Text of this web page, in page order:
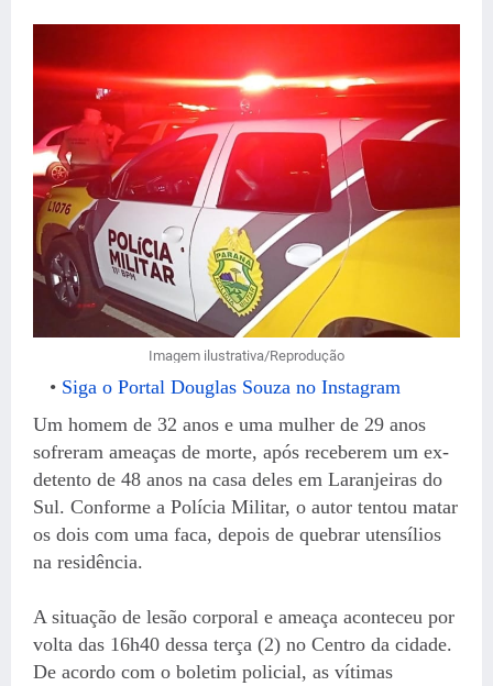
Imagem ilustrativa/Reprodução
Siga o Portal Douglas Souza no Instagram
Um homem de 32 anos e uma mulher de 29 anos
sofreram ameaças de morte, após receberem um ex-
detento de 48 anos na casa deles em Laranjeiras do
Sul. Conforme a Polícia Militar, o autor tentou matar
os dois com uma faca, depois de quebrar utensílios
na residência.
A situação de lesão corporal e ameaça aconteceu por
volta das 16h40 dessa terça (2) no Centro da cidade.
De acordo com o boletim policial, as vítimas